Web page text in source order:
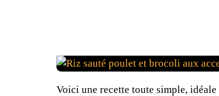
Voici une recette toute simple,